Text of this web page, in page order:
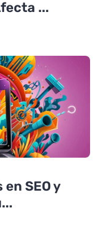
...
SEO y